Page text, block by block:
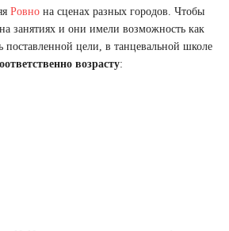
Ровно на сценах разных городов. Чтобы
занятиях и они имели возможность как
поставленной цели, в танцевальной школе
возрасту: